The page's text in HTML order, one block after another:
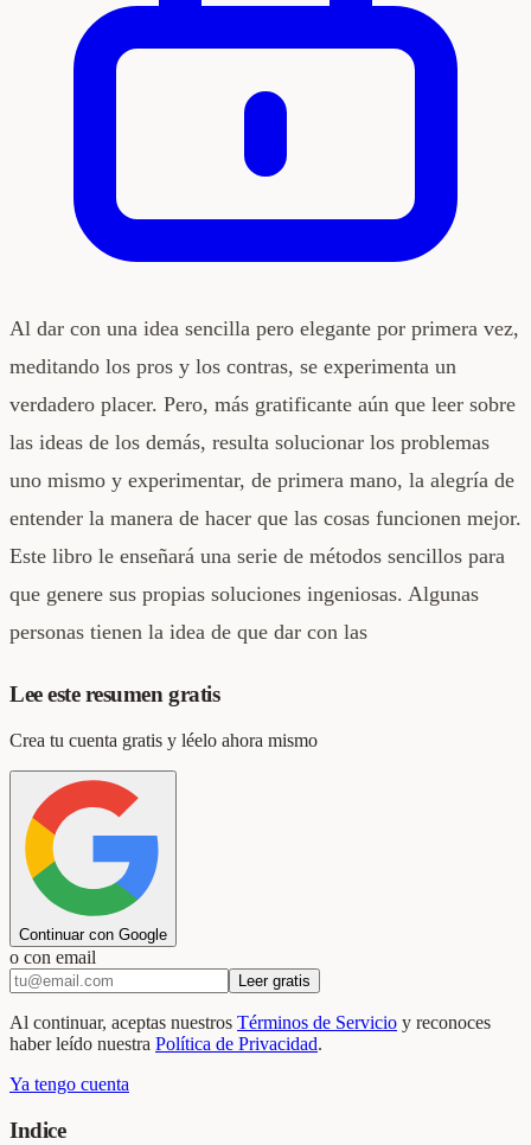
Al dar con una idea sencilla pero elegante por primera vez,
meditando los pros y los contras, se experimenta un
verdadero placer. Pero, más gratificante aún que leer sobre
las ideas de los demás, resulta solucionar los problemas
uno mismo y experimentar, de primera mano, la alegría de
entender la manera de hacer que las cosas funcionen mejor.
Este libro le enseñará una serie de métodos sencillos para
que genere sus propias soluciones ingeniosas. Algunas
personas tienen la idea de que dar con las
Lee este resumen gratis
Crea tu cuenta gratis y léelo ahora mismo
Continuar con Google
o con email
Leer gratis
Al continuar, aceptas nuestros Términos de Servicio y reconoces
haber leído nuestra Política de Privacidad.
Ya tengo cuenta
Indice